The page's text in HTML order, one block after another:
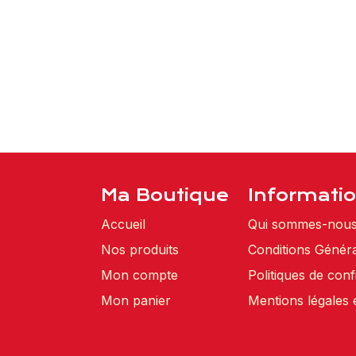
Ma Boutique
Accueil
Nos produits
Mon compte
Mon panier
Qui sommes-
Conditions
Politiques de
Mentions légales